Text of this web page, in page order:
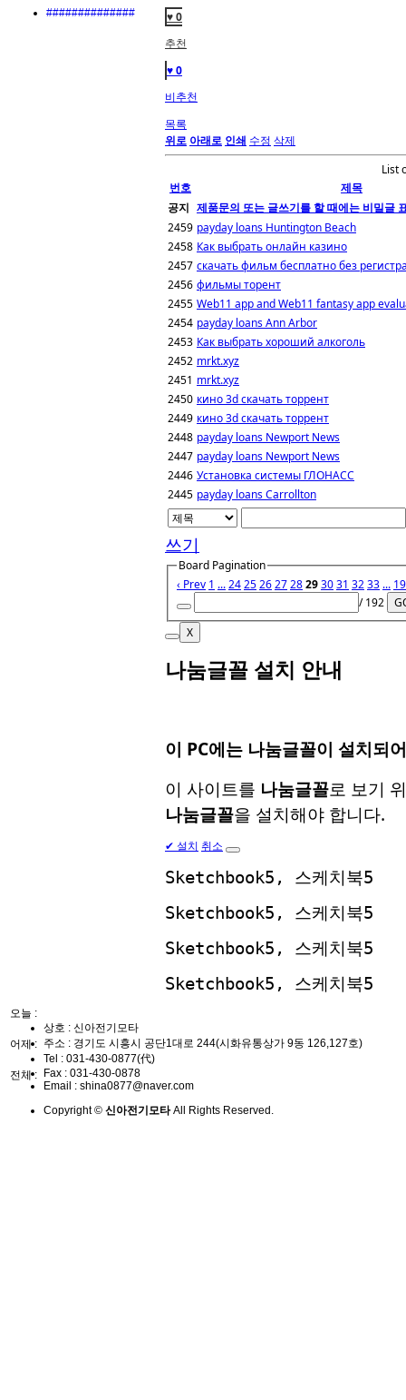
##############
오늘 :
어제 :
전체 :
♥ 0
추천
♥ 0
비추천
목록
위로 아래로 인쇄 수정 삭제
List
번호
제목
공지 제품문의 또는 글쓰기를 할 때에는 비밀글
2459 payday loans Huntington Beach
2458 Как выбрать онлайн казино
2457 скачать фильм бесплатно без
2456 фильмы торент
2455 Web11 app and Web11 fantasy app
2454 payday loans Ann Arbor
2453 Как выбрать хороший алкоголь
2452 mrkt.xyz
2451 mrkt.xyz
2450 кино 3d скачать торрент
2449 кино 3d скачать торрент
2448 payday loans Newport News
2447 payday loans Newport News
2446 Установка системы ГЛОНАСС
2445 payday loans Carrollton
쓰기
Board Pagination
‹ Prev 1 ...2425262728293031 3233 ...
/ 192
X
나눔글꼴 설치 안내
이 PC에는 나눔글꼴이 설치되
이 사이트를 나눔글꼴로 보기
나눔글꼴을 설치해야 합니다.
✔ 설치 취소
Sketchbook5, 스케치북5
Sketchbook5, 스케치북5
Sketchbook5, 스케치북5
Sketchbook5, 스케치북5
상호 : 신아전기모타
주소 : 경기도 시흥시 공단1대로 244(시화유통상가 9동 126,127호)
Tel : 031-430-0877(代)
Fax : 031-430-0878
Email : shina0877@naver.com
Copyright © 신아전기모타All Rights Reserved.